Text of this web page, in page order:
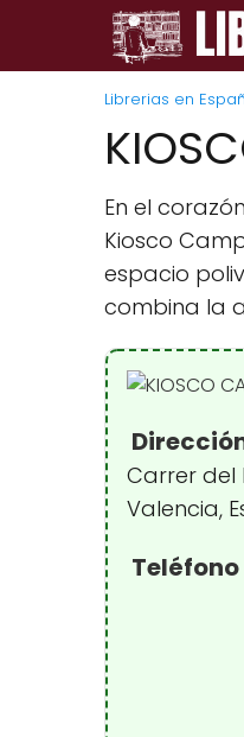
Librerias en
En el
Kiosco
espacio
combina la
Carrer del
Valencia,
Teléfono